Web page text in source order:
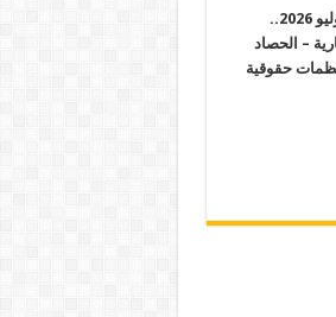
رفع سعر الرغيف المُدعّم لـ 150 قرشا وإنقاص وزنه لـ 70 جراما هدية السيسي للمصريين.. السبت 4 يوليو 2026..
الإخبارية – الحصاد
أعلنت منظمات حقوقية